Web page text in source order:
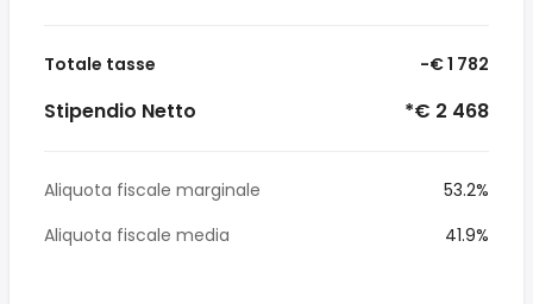
Totale tasse -€ 1 782
Stipendio Netto *€ 2 468
Aliquota fiscale marginale
53.2%
Aliquota fiscale media
41.9%